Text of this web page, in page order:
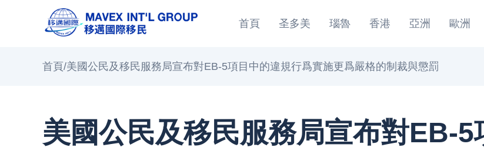
首頁 圣多美 瑙魯 香港 亞洲 歐洲
首頁/美國公民及移民服務局宣布對EB-5項目中的違規行爲實施更爲嚴格的制裁與懲罰
美國公民及移民服務局宣布對EB-